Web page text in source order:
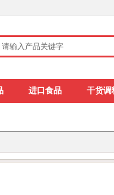
进口食品 干货调